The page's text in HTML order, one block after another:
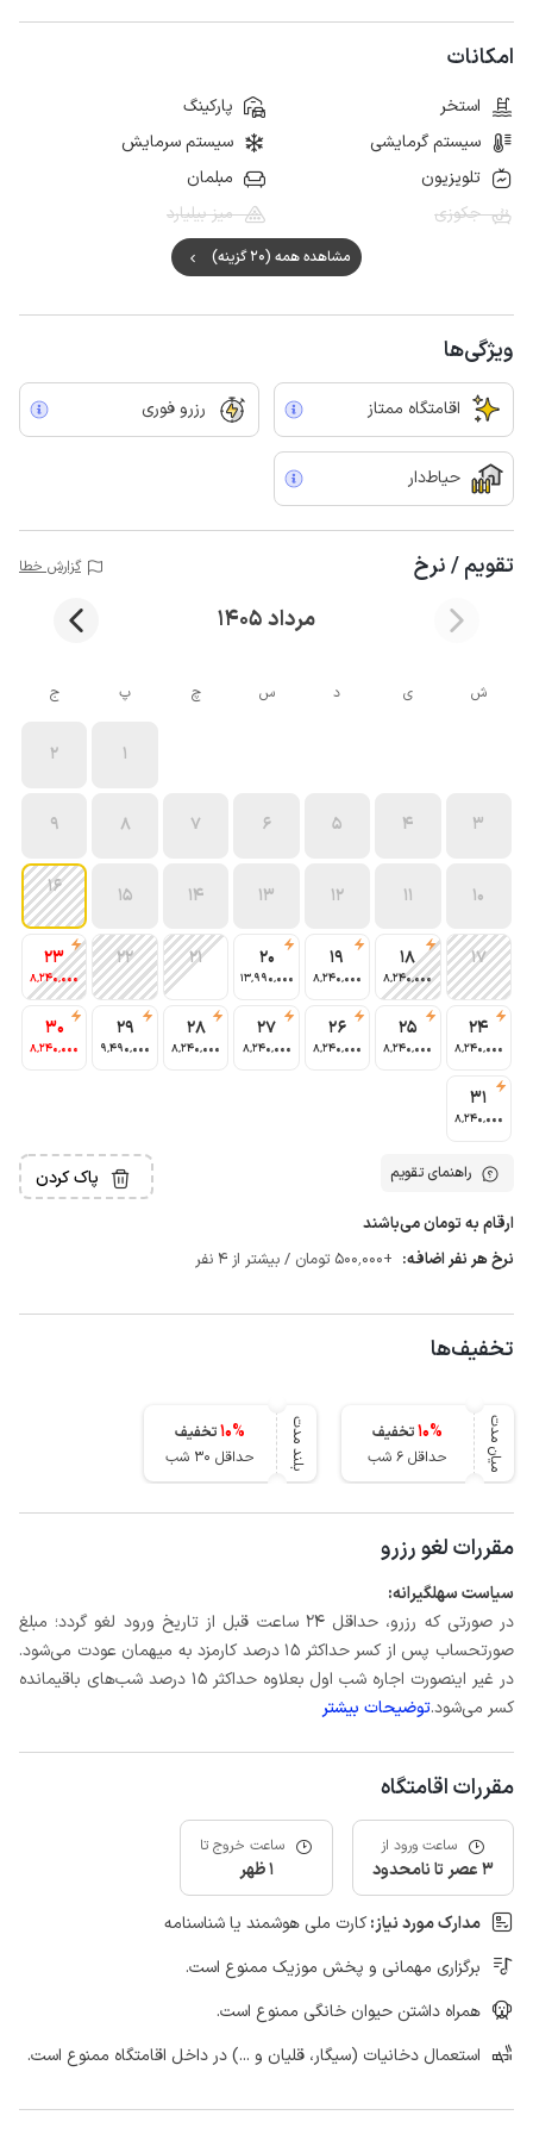
امکانات
استخر
پارکینگ
سیستم گرمایشی
سیستم سرمایش
تلویزیون
مبلمان
جکوزی
میز بیلیارد
مشاهده همه (20 گزینه)
ویژگی‌ها
اقامتگاه ممتاز رزرو فوری
حیاط‌دار
تقویم / نرخ گزارش خطا
مرداد 1405
ش ی د س چ پ ج
1
2
3
4
5
6
7
8
9
10
11
12
13
14
15
16
17
18
8٬240٬000
19
8٬240٬000
20
13٬990٬000
21
22
23
8٬240٬000
24
8٬240٬000
25
8٬240٬000
26
8٬240٬000
27
8٬240٬000
28
8٬240٬000
29
9٬490٬000
30
8٬240٬000
31
8٬240٬000
راهنمای تقویم پاک کردن
ارقام به تومان می‌باشند
نرخ هر نفر اضافه: +500٬000 تومان / بیشتر از 4 نفر
تخفیف‌ها
میان مدت 10%
تخفیف
حداقل 6 شب
بلند مدت 10%
تخفیف
حداقل 30 شب
مقررات لغو رزرو
سیاست سهلگیرانه:
در صورتی که رزرو، حداقل ۲۴ ساعت قبل از تاریخ ورود لغو گردد؛ مبلغ
صورتحساب پس از کسر حداکثر 15 درصد کارمزد به میهمان عودت می‌شود.
در غیر اینصورت اجاره شب اول بعلاوه حداکثر 15 درصد شب‌های باقیمانده
کسر می‌شود.توضیحات بیشتر
مقررات اقامتگاه
ساعت ورود از
3 عصر تا نامحدود
ساعت خروج تا
1 ظهر
مدارک مورد نیاز:کارت ملی هوشمند یا شناسنامه
برگزاری مهمانی و پخش موزیک ممنوع است.
همراه داشتن حیوان خانگی ممنوع است.
استعمال دخانیات (سیگار، قلیان و ...) در داخل اقامتگاه ممنوع است.